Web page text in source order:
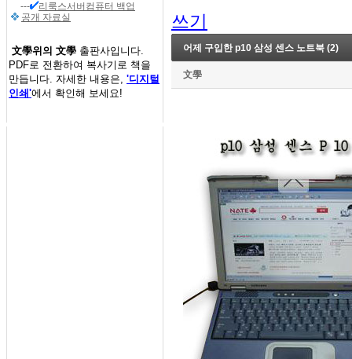
---
리룩스서버컴퓨터 백업
공개 자료실
文學위의 文學 출판사입니다.
PDF로 전환하여 복사기로 책을
만듭니다. 자세한 내용은, '디지털
인쇄'에서 확인해 보세요!
쓰기
어제 구입한 p10 삼성 센스 노트북 (2)
文學